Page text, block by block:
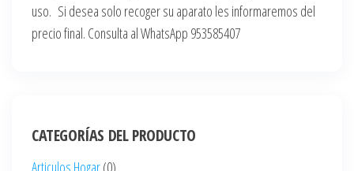
uso. Si desea solo recoger su aparato les informaremos del
precio final. Consulta al WhatsApp 953585407
CATEGORÍAS DEL PRODUCTO
Articulos Hogar(0)